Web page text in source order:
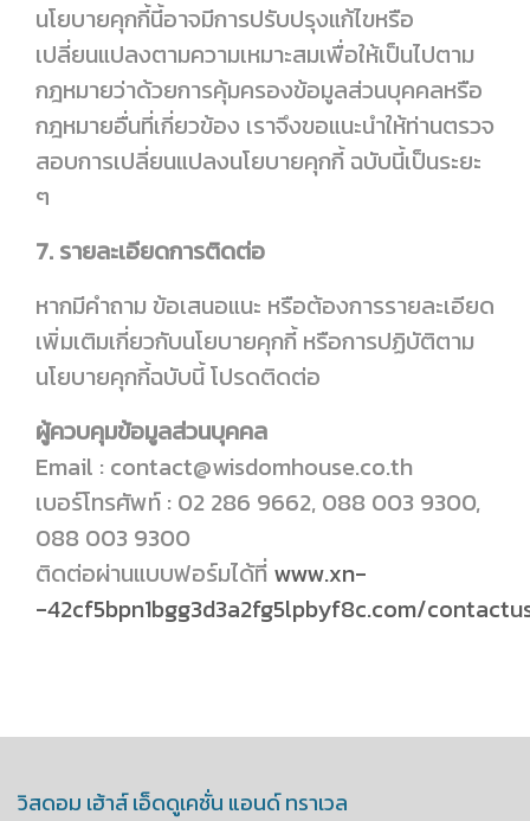
นโยบายคุกกี้นี้อาจมีการปรับปรุงแก้ไขหรือ
เปลี่ยนแปลงตามความเหมาะสมเพื่อให้เป็นไปตาม
กฎหมายว่าด้วยการคุ้มครองข้อมูลส่วนบุคคลหรือ
กฎหมายอื่นที่เกี่ยวข้อง เราจึงขอแนะนำให้ท่านตรวจ
สอบการเปลี่ยนแปลงนโยบายคุกกี้ ฉบับนี้เป็นระยะ
ๆ
7. รายละเอียดการติดต่อ
หากมีคำถาม ข้อเสนอแนะ หรือต้องการรายละเอียด
เพิ่มเติมเกี่ยวกับนโยบายคุกกี้ หรือการปฏิบัติตาม
นโยบายคุกกี้ฉบับนี้ โปรดติดต่อ
ผู้ควบคุมข้อมูลส่วนบุคคล
Email : contact@wisdomhouse.co.th
เบอร์โทรศัพท์ : 02 286 9662, 088 003 9300,
088 003 9300
ติดต่อผ่านแบบฟอร์มได้ที่ www.xn-
-42cf5bpn1bgg3d3a2fg5lpbyf8c.com/
วิสดอม เฮ้าส์ เอ็ดดูเคชั่น แอนด์ ทราเวล